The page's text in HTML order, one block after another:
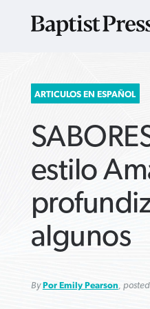
SEARCH
FOR:
ARTICULOS EN ESPAÑOL
estilo
algunos
ByPor Emily Pearson , posted